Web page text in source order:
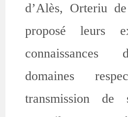
d’Alès, Orteriu
proposé leurs
connaissances
domaines
transmission de